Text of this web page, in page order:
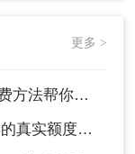
更多 >
帮你解决！
和识别效果！